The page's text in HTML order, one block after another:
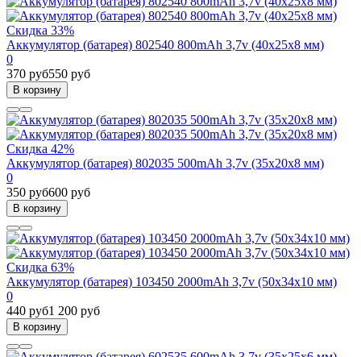
Скидка 33%
Аккумулятор (батарея) 802540 800mAh 3,7v (40х25х8 мм)
0
370 руб550 руб
В корзину
Скидка 42%
Аккумулятор (батарея) 802035 500mAh 3,7v (35х20х8 мм)
0
350 руб600 руб
В корзину
Скидка 63%
Аккумулятор (батарея) 103450 2000mAh 3,7v (50х34х10 мм)
0
440 руб1 200 руб
В корзину